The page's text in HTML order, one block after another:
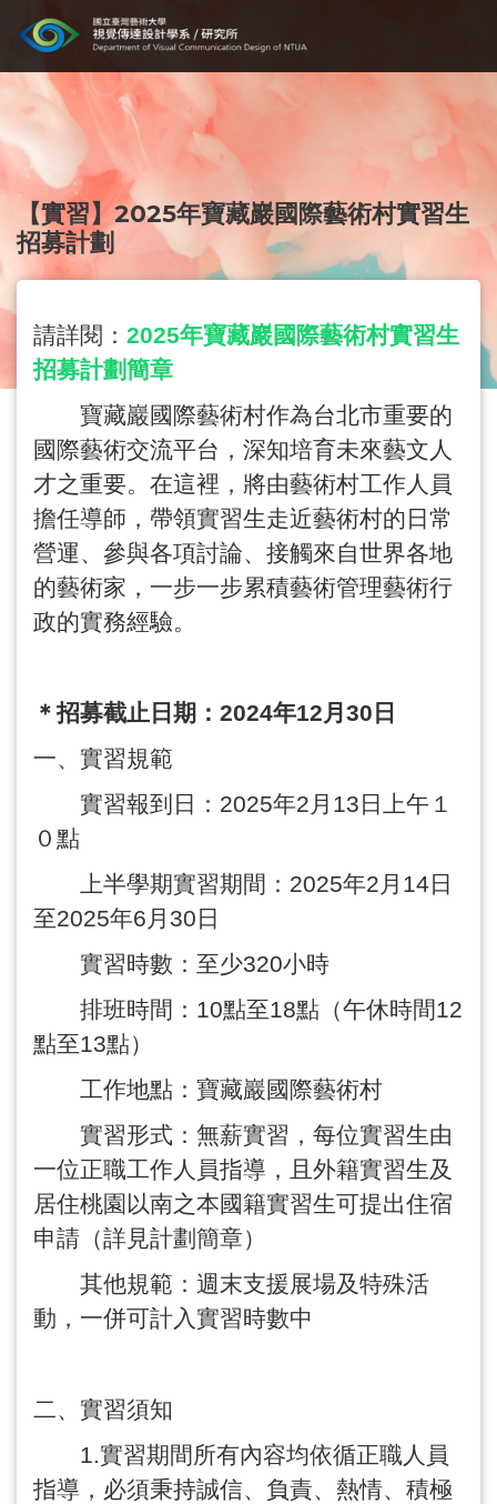
【實習】2025年寶藏巖國際藝術村實習生
招募計劃
請詳閱： 2025年寶藏巖國際藝術村實習生
招募計劃簡章
寶藏巖國際藝術村作為台北市重要的
國際藝術交流平台，深知培育未來藝文人
才之重要。在這裡，將由藝術村工作人員
擔任導師，帶領實習生走近藝術村的日常
營運、參與各項討論、接觸來自世界各地
的藝術家，一步一步累積藝術管理藝術行
政的實務經驗。
＊招募截止日期： 2024年12月 30 日
一、實習規範
實習報到日： 2025年2月 13 日上午１
０點
上半學期實習期間： 2025年2月 14 日
至2025年6月 30 日
實習時數：至少320小時
排班時間： 10點至18點（午休時間12
點至13點）
工作地點：寶藏巖國際藝術村
實習形式：無薪實習，每位實習生由
一位正職工作人員指導，且外籍實習生及
居住桃園以南之本國籍實習生可提出住宿
申請（詳見計劃簡章）
其他規範：週末支援展場及特殊活
動，一併可計入實習時數中
二、實習須知
1.實習期間所有內容均依循正職人員
指導，必須秉持誠信、負責、熱情、積極